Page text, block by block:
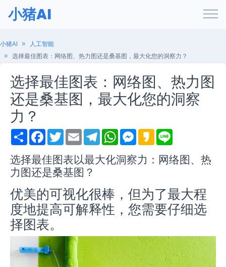
小猪AI
小猪AI
人工智能
选择最佳图表：网络图、热力图还是桑基图，最大化您的洞察力？
选择最佳图表：网络图、热力图
还是桑基图，最大化您的洞察
力？
S
h
r
e
F
a
e
b
o
k
T
w
t
t
e
E
m
i
l
T
e
e
g
m
W
h
t
s
M
e
s
e
e
r
K
a
o
e
选择最佳图表以最大化洞察力：网络图、热
力图还是桑基图？
优美的可视化很棒，但为了最大程
度地提高可解释性，您需要仔细选
择图表。